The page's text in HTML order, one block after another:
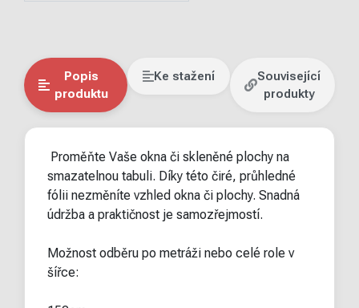
Popis
produktu
Ke stažení
Související
produkty
Proměňte Vaše okna či skleněné plochy na
smazatelnou tabuli. Díky této čiré, průhledné
fólii nezměníte vzhled okna či plochy. Snadná
údržba a praktičnost je samozřejmostí.
Možnost odběru po metráži nebo celé role v
šířce: